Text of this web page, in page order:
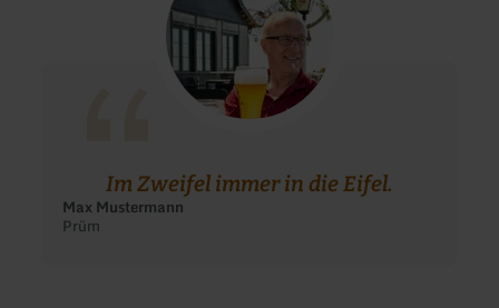
“
Im Zweifel immer in die Eifel.
Max Mustermann
Prüm